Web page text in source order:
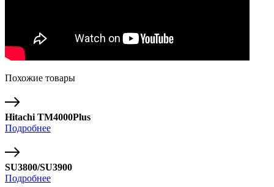
Похожие товары
Hitachi ТМ4000Plus
Подробнее
SU3800/SU3900
Подробнее